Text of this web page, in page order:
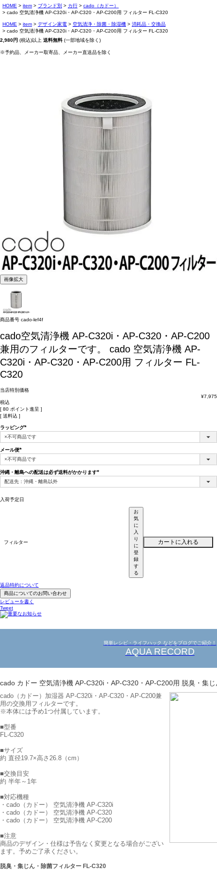
HOME item ブランド別 カ行
cado（カドー）
cado 空気清浄機 AP-C320i・AP-C320・AP-C200用 フィルター FL-C320
HOME item デザイン家電 空気清浄・除菌・除湿機
消耗品・交換品
cado 空気清浄機 AP-C320i・AP-C320・AP-C200用 フィルター FL-C320
2,980円 (税込)以上 送料無料 (一部地域を除く)
※予約品、メーカー取寄品、メーカー直送品を除く
画像拡大
商品番号 cado-lef4f
cado空気清浄機 AP-C320i・AP-C320・AP-C200
兼用のフィルターです。
cado 空気清浄機 AP-
C320i・AP-C320・AP-C200用 フィルター FL-
C320
当店特別価格
¥7,975
税込
[ 80 ポイント進呈 ]
送料込
ラッピング
(必
メール便
(必
須)
沖縄・離島への配送は必ず送料がかかります
入荷予定日
フィルター
お
気
に
入
り
に
登
録
す
る
カートに入れる
返品特約について
商品についてのお問い合わせ
レビューを書く
Tweet
簡単レシピ・ライフハック などをブログでご紹介！
AQUA RECORD
cado カドー 空気清浄機 AP-C320i・AP-C320・AP-C200用 脱臭・集
cado（カドー）加湿器 AP-C320i・AP-C320・AP-C200兼
用の交換用フィルターです。
※本体には予め1つ付属しています。
■型番
FL-C320
■サイズ
約 直径19.7×高さ26.8（cm）
■交換目安
約 半年～1年
■対応機種
・cado（カドー） 空気清浄機 AP-C320i
・cado（カドー） 空気清浄機 AP-C320
・cado（カドー） 空気清浄機 AP-C200
■注意
商品のデザイン・仕様は予告なく変更となる場合がござい
ます。予めご了承ください。
脱臭・集じん・除菌フィルター FL-C320